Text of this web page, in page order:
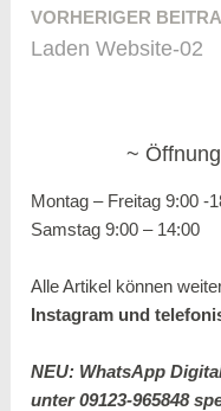
VORHERIGER
Laden Website-02
Montag – Freitag 9:00 -
Samstag 9:00 – 14:00
Alle Artikel können
Instagram und
NEU: WhatsApp
unter 09123-965848